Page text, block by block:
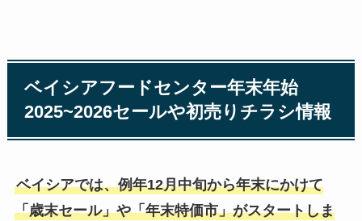
ベイシアフードセンター年末年始
2025~2026セールや初売りチラシ情報
ベイシアでは、例年12月中旬から年末にかけて
「歳末セール」や「年末特価市」がスタートしま